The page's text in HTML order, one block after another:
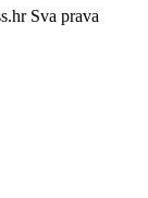
Sva prava